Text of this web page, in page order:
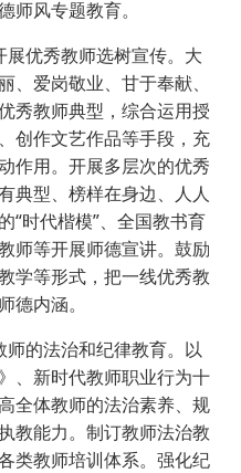
师风专题教育。
优秀教师选树宣传。大
、爱岗敬业、甘于奉献、
秀教师典型，综合运用授
创作文艺作品等手段，充
作用。开展多层次的优秀
典型、榜样在身边、人人
“时代楷模”、全国教书育
师等开展师德宣讲。鼓励
学等形式，把一线优秀教
德内涵。
的法治和纪律教育。以
、新时代教师职业行为十
全体教师的法治素养、规
教能力。制订教师法治教
类教师培训体系。强化纪